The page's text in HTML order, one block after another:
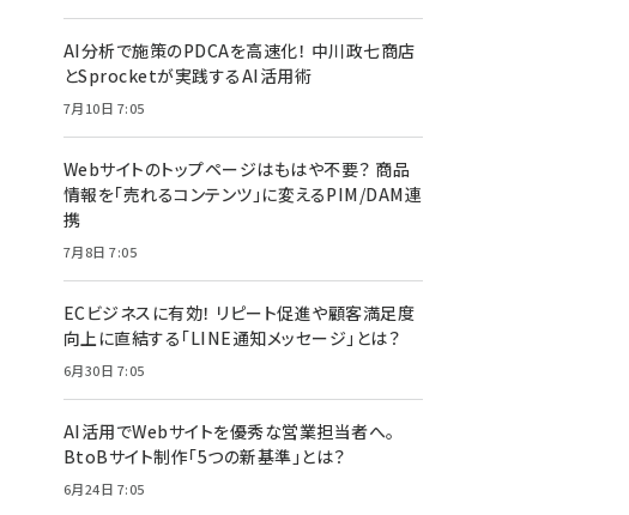
AI分析で施策のPDCAを高速化！ 中川政七商店
とSprocketが実践するAI活用術
7月10日 7:05
Webサイトのトップページはもはや不要？ 商品
情報を「売れるコンテンツ」に変えるPIM/DAM連
携
7月8日 7:05
ECビジネスに有効！ リピート促進や顧客満足度
向上に直結する「LINE通知メッセージ」とは？
6月30日 7:05
AI活用でWebサイトを優秀な営業担当者へ。
BtoBサイト制作「5つの新基準」とは？
6月24日 7:05